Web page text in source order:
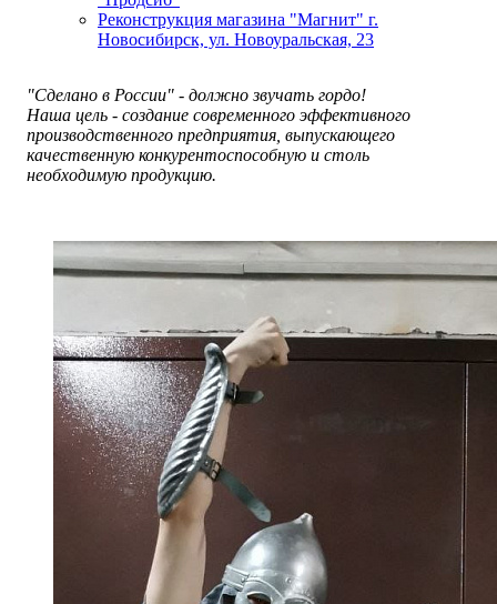
Реконструкция магазина "Магнит" г.
Новосибирск, ул. Новоуральская, 23
"Сделано в России" - должно звучать гордо!
Наша цель - создание современного эффективного
производственного предприятия, выпускающего
качественную конкурентоспособную и столь
необходимую продукцию.